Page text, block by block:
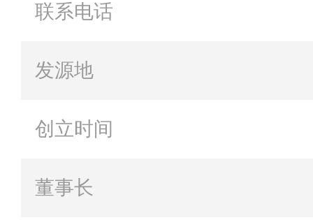
联系电话
发源地
创立时间
董事长